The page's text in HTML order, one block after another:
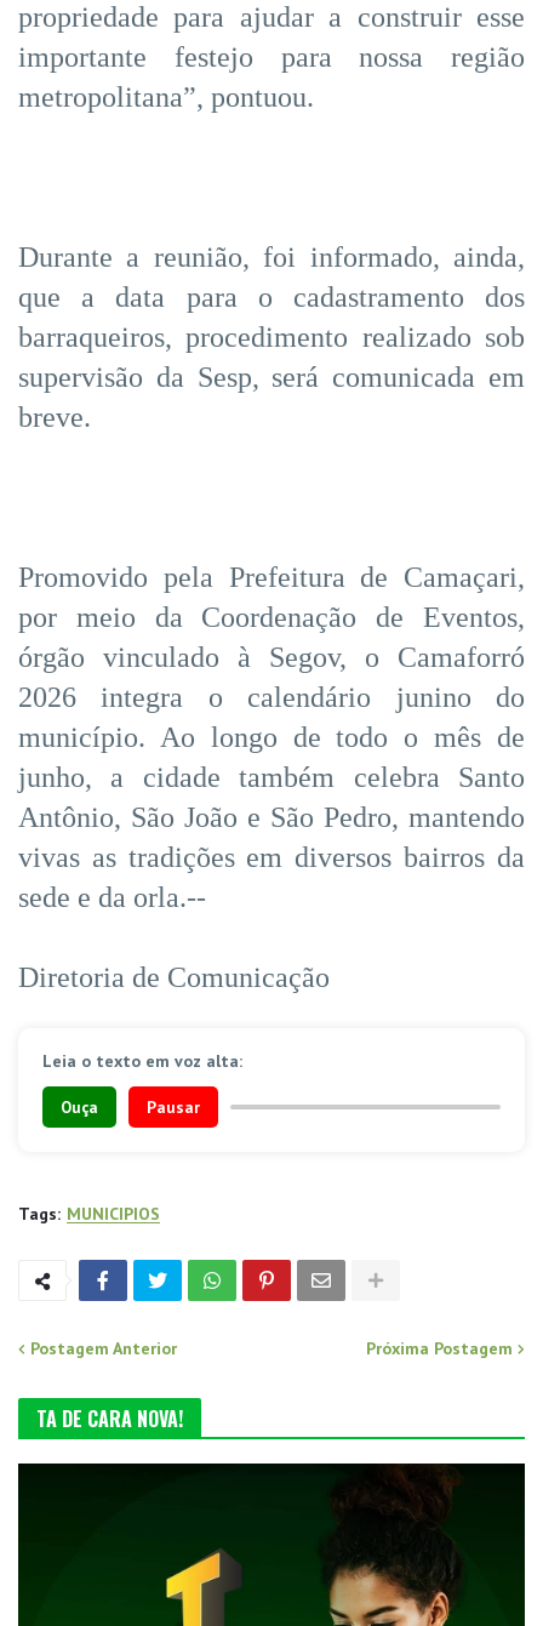
propriedade para ajudar a construir esse
importante festejo para nossa região
metropolitana”, pontuou.
Durante a reunião, foi informado, ainda,
que a data para o cadastramento dos
barraqueiros, procedimento realizado sob
supervisão da Sesp, será comunicada em
breve.
Promovido pela Prefeitura de Camaçari,
por meio da Coordenação de Eventos,
órgão vinculado à Segov, o Camaforró
2026 integra o calendário junino do
município. Ao longo de todo o mês de
junho, a cidade também celebra Santo
Antônio, São João e São Pedro, mantendo
vivas as tradições em diversos bairros da
sede e da orla.--
Diretoria de Comunicação
Leia o texto em voz alta:
Ouça Pausar
Tags: MUNICIPIOS
Postagem Anterior Próxima Postagem
TA DE CARA NOVA!